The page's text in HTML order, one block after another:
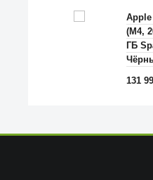
(M4,
ГБ
131